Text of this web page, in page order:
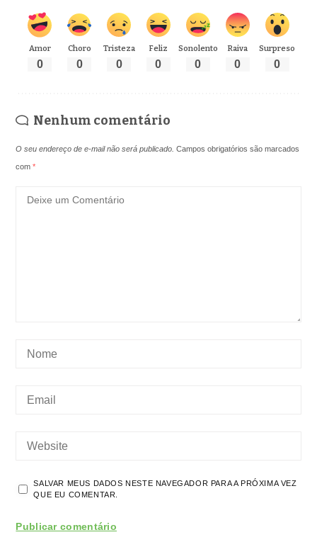
Amor
0
Choro
0
Tristeza
0
Feliz
0
Sonolento
0
Raiva
0
Surpreso
0
Nenhum comentário
O seu endereço de e-mail não será publicado. Campos obrigatórios são marcados
com*
SALVAR MEUS DADOS NESTE NAVEGADOR PARA A PRÓXIMA VEZ
QUE EU COMENTAR.